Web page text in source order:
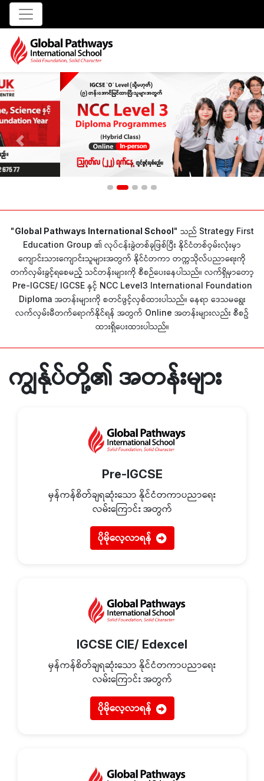
Previous Next
"Global Pathways International School" သည်Strategy First
Education Group ၏ လုပ်ငန်းခွဲတစ်ခုဖြစ်ပြီး နိုင်ငံတစ်ဝှမ်းလုံးမှာ
ကျောင်းသားကျောင်းသူများအတွက် နိုင်ငံတကာ တက္ကသိုလ်ပညာရေးကို
တက်လှမ်းခွင့်ရစေမည့် သင်တန်းများကို စီစဉ်ပေးနေပါသည်။ လက်ရှိမှာတော့
Pre-IGCSE/ IGCSE နှင့် NCC Level3 International Foundation
Diploma အတန်းများကို စတင်ဖွင့်လှစ်ထားပါသည်။ နေရာ ဒေသမရွေး
လက်လှမ်းမီတက်ရောက်နိုင်ရန် အတွက် Online အတန်းများလည်း စီစဥ်
ထားရှိပေးထားပါသည်။
ကျွန်ုပ်တို့၏ အတန်းများ
Pre-IGCSE
မှန်ကန်စိတ်ချရဆုံးသော နိုင်ငံတကာပညာရေး
လမ်းကြောင်း အတွက်
ပိုမိုလေ့လာရန်
IGCSE CIE/ Edexcel
မှန်ကန်စိတ်ချရဆုံးသော နိုင်ငံတကာပညာရေး
လမ်းကြောင်း အတွက်
ပိုမိုလေ့လာရန်